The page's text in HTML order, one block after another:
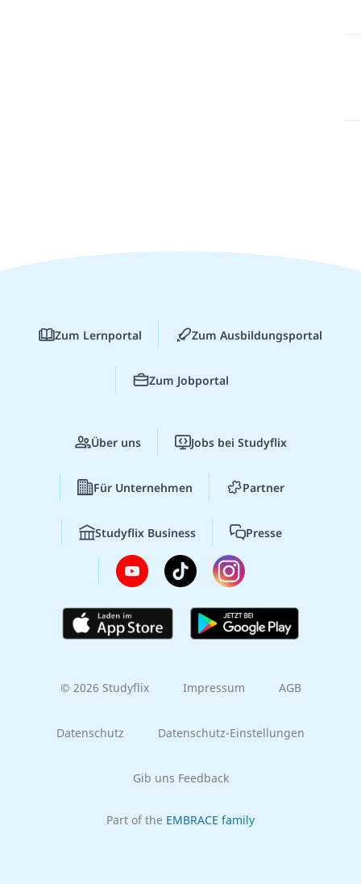
Zum Lernportal Zum Ausbildungsportal
Zum Jobportal
Über uns Jobs bei Studyflix
Für Unternehmen Partner
Studyflix Business Presse
© 2026 Studyflix Impressum AGB
Datenschutz Datenschutz-Einstellungen
Gib uns Feedback
Part of the EMBRACE family